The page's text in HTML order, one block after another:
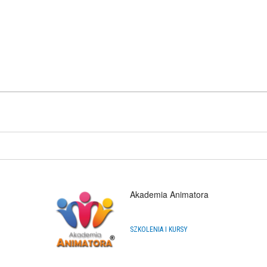
Akademia Animatora
SZKOLENIA I KURSY